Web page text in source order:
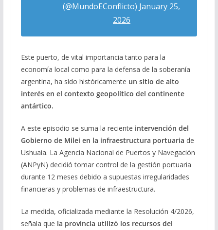
(@MundoEConflicto) January 25,
2026
Este puerto, de vital importancia tanto para la
economía local como para la defensa de la soberanía
argentina, ha sido históricamente un sitio de alto
interés en el contexto geopolítico del continente
antártico.
A este episodio se suma la reciente intervención del
Gobierno de Milei en la infraestructura portuaria de
Ushuaia. La Agencia Nacional de Puertos y Navegación
(ANPyN) decidió tomar control de la gestión portuaria
durante 12 meses debido a supuestas irregularidades
financieras y problemas de infraestructura.
La medida, oficializada mediante la Resolución 4/2026,
señala que la provincia utilizó los recursos del